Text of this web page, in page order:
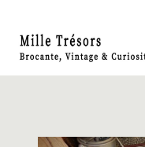
Accueil